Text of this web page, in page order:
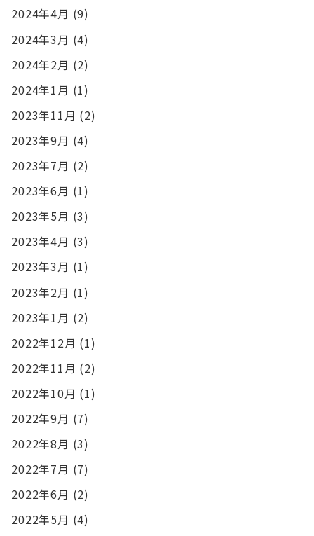
2024年4月 (9)
2024年3月 (4)
2024年2月 (2)
2024年1月 (1)
2023年11月 (2)
2023年9月 (4)
2023年7月 (2)
2023年6月 (1)
2023年5月 (3)
2023年4月 (3)
2023年3月 (1)
2023年2月 (1)
2023年1月 (2)
2022年12月 (1)
2022年11月 (2)
2022年10月 (1)
2022年9月 (7)
2022年8月 (3)
2022年7月 (7)
2022年6月 (2)
2022年5月 (4)